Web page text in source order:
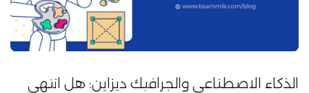
الذكاء الاصطناعي والجرافيك ديزاين: هل انتهى